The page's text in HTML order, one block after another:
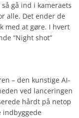
gå ind i kameraets
alle. Det ender de
med at gøre. I hvert
“Night shot”
– den kunstige AI-
ved lanceringen
hårdt på netop
indbyggede